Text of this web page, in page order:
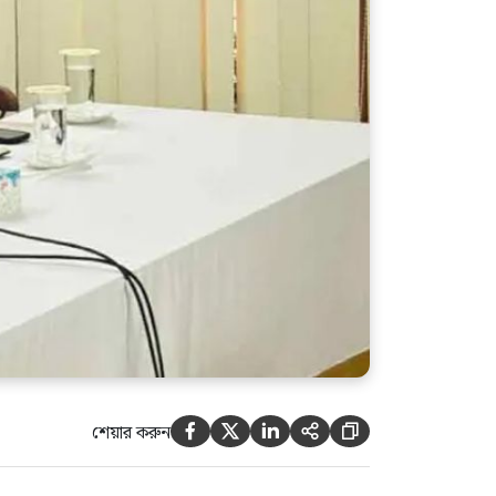
আসুক,আমিও বিশ্বাস করতে চাই
উনি ডিসেম্বরে এসে কারাগারে যান:
শেয়ার করুন     